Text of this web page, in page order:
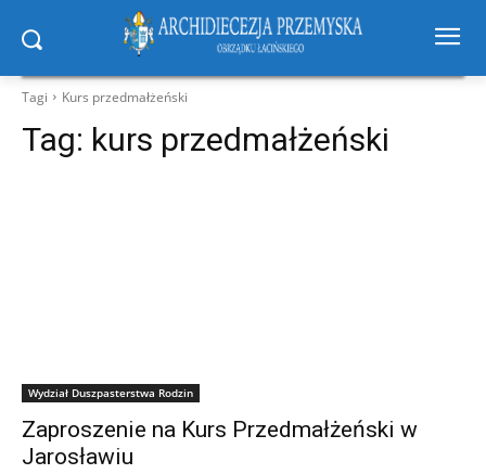
Tagi Kurs przedmałżeński
Tag: kurs przedmałżeński
Wydział Duszpasterstwa Rodzin
Zaproszenie na Kurs Przedmałżeński w
Jarosławiu